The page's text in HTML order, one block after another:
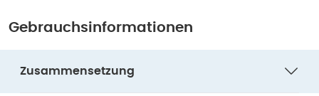
Gebrauchsinformationen
Zusammensetzung